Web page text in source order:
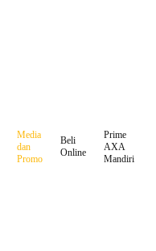
Media
dan
Promo
Beli
Online
Prime
AXA
Mandiri